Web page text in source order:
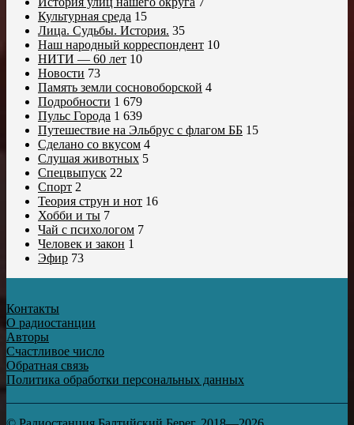
Культурная среда 15
Лица. Судьбы. История. 35
Наш народный корреспондент 10
НИТИ — 60 лет 10
Новости 73
Память земли сосновоборской 4
Подробности 1 679
Пульс Города 1 639
Путешествие на Эльбрус с флагом ББ 15
Сделано со вкусом 4
Слушая животных 5
Спецвыпуск 22
Спорт 2
Теория струн и нот 16
Хобби и ты 7
Чай с психологом 7
Человек и закон 1
Эфир 73
Контакты
О радиостанции
Авторы
Счастливое число
Обратная связь
Политика обработки персональных данных